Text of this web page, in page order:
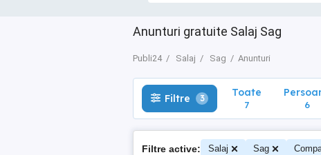
Anunturi gratuite Salaj Sag
Publi24 Salaj Sag Anunturi
Filtre 3 Toate
7 6
Filtre active: Salaj Sag